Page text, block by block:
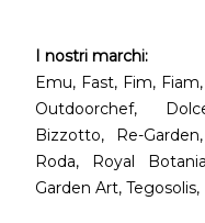
I nostri marchi:
Emu, Fast, Fim,
Outdoorchef,
Bizzotto, Re-
Roda, Royal
Garden Art,